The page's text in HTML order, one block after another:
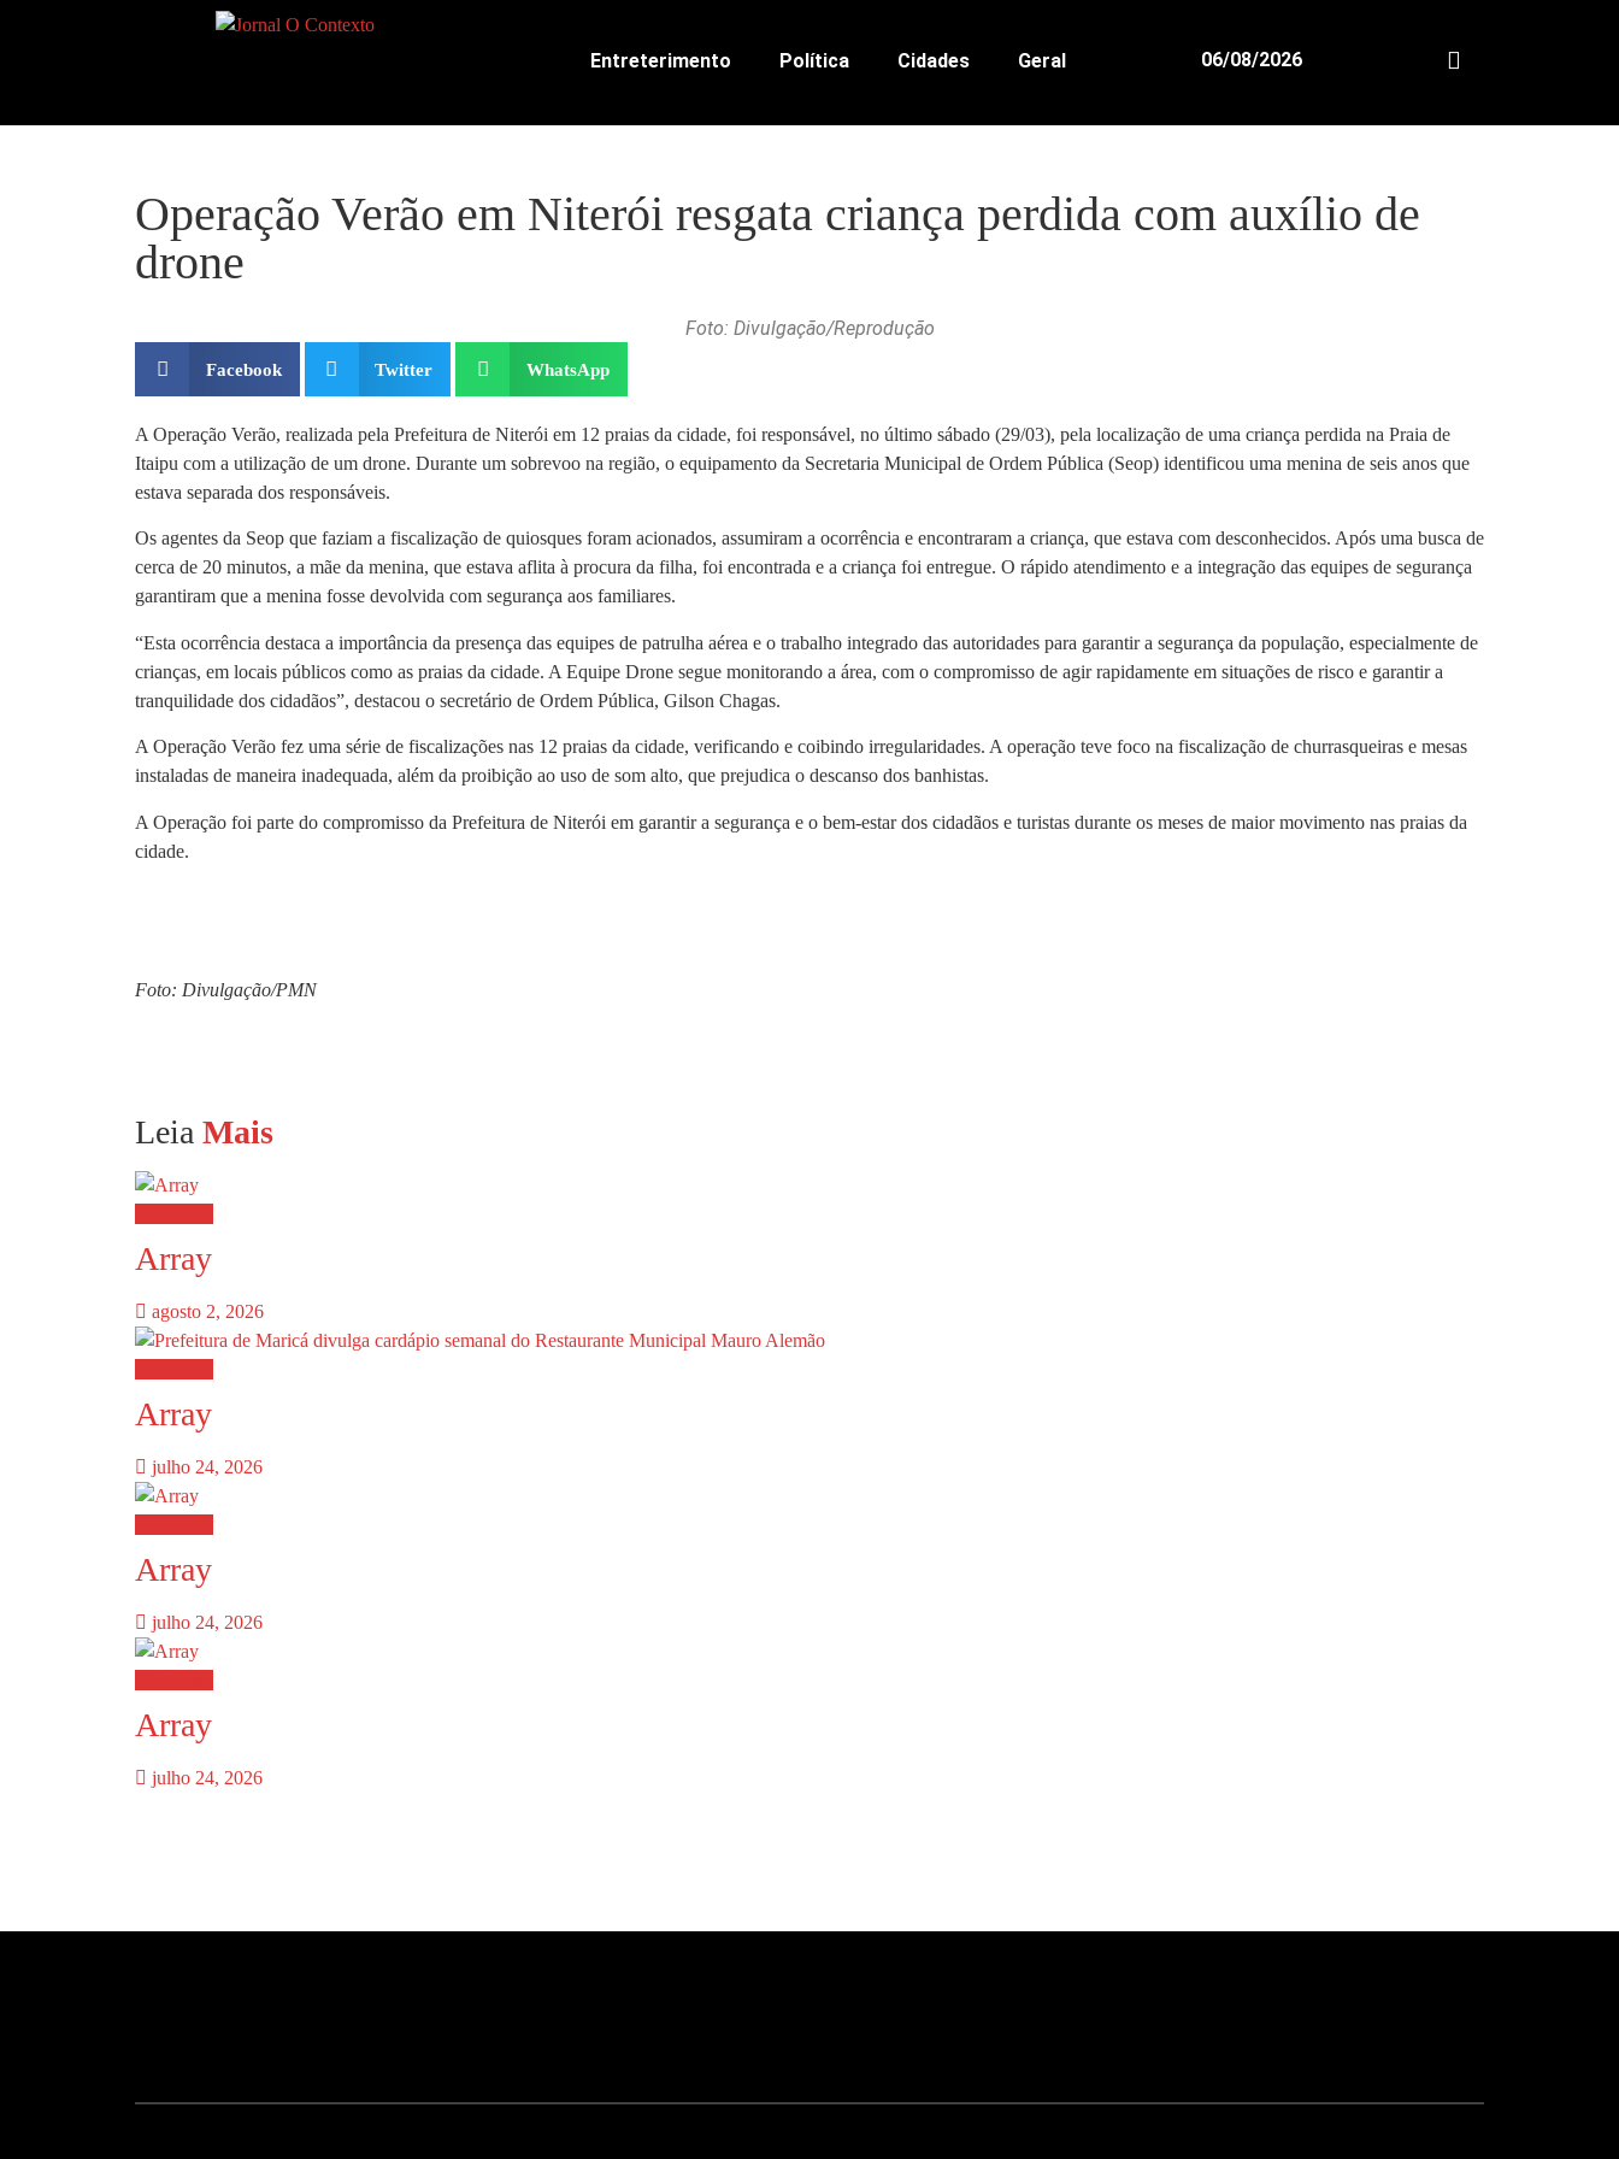
Entreterimento Política Cidades Geral 06/08/2026
Operação Verão em Niterói resgata criança perdida com auxílio de
drone
Foto: Divulgação/Reprodução
Facebook Twitter WhatsApp
A Operação Verão, realizada pela Prefeitura de Niterói em 12 praias da cidade, foi responsável, no último sábado (29/03), pela localização de uma criança perdida na Praia de
Itaipu com a utilização de um drone. Durante um sobrevoo na região, o equipamento da Secretaria Municipal de Ordem Pública (Seop) identificou uma menina de seis anos que
estava separada dos responsáveis.
Os agentes da Seop que faziam a fiscalização de quiosques foram acionados, assumiram a ocorrência e encontraram a criança, que estava com desconhecidos. Após uma busca de
cerca de 20 minutos, a mãe da menina, que estava aflita à procura da filha, foi encontrada e a criança foi entregue. O rápido atendimento e a integração das equipes de segurança
garantiram que a menina fosse devolvida com segurança aos familiares.
“Esta ocorrência destaca a importância da presença das equipes de patrulha aérea e o trabalho integrado das autoridades para garantir a segurança da população, especialmente de
crianças, em locais públicos como as praias da cidade. A Equipe Drone segue monitorando a área, com o compromisso de agir rapidamente em situações de risco e garantir a
tranquilidade dos cidadãos”, destacou o secretário de Ordem Pública, Gilson Chagas.
A Operação Verão fez uma série de fiscalizações nas 12 praias da cidade, verificando e coibindo irregularidades. A operação teve foco na fiscalização de churrasqueiras e mesas
instaladas de maneira inadequada, além da proibição ao uso de som alto, que prejudica o descanso dos banhistas.
A Operação foi parte do compromisso da Prefeitura de Niterói em garantir a segurança e o bem-estar dos cidadãos e turistas durante os meses de maior movimento nas praias da
cidade.
Foto: Divulgação/PMN
Leia Mais
Array
agosto 2, 2026
Array
julho 24, 2026
Array
julho 24, 2026
Array
julho 24, 2026